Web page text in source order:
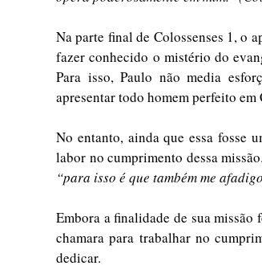
Na parte final de Colossenses 1, o
fazer conhecido o mistério do
Para isso, Paulo não media
apresentar todo homem perfeito em
No entanto, ainda que essa fosse
“para isso é que também me
Embora a finalidade de sua
chamara para trabalhar no
dedicar.